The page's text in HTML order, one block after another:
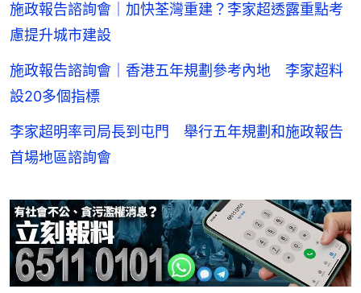
施政報告諮詢會｜加快荃灣重建？李家超透露重點考
慮提升城市建設
施政報告諮詢會｜香港五年規劃參考內地 李家超料
設20多個指標
李家超明率司局長到屯門 舉行五年規劃和施政報告
首場地區諮詢會